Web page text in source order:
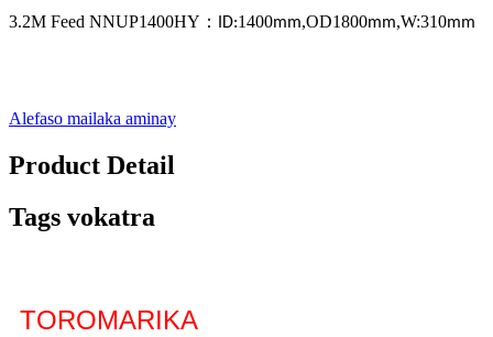
3.2M Feed NNUP1400HY ： ID:1400mm,OD1800mm,W:310mm
Alefaso mailaka aminay
Product Detail
Tags vokatra
TOROMARIKA